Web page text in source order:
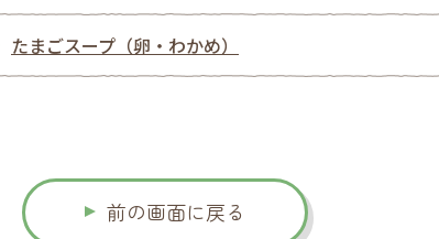
たまごスープ（卵・わかめ）
前の画面に戻る